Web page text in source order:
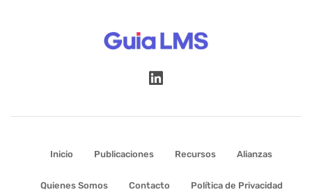
Inicio Publicaciones Recursos Alianzas
Quienes Somos Contacto Política de Privacidad